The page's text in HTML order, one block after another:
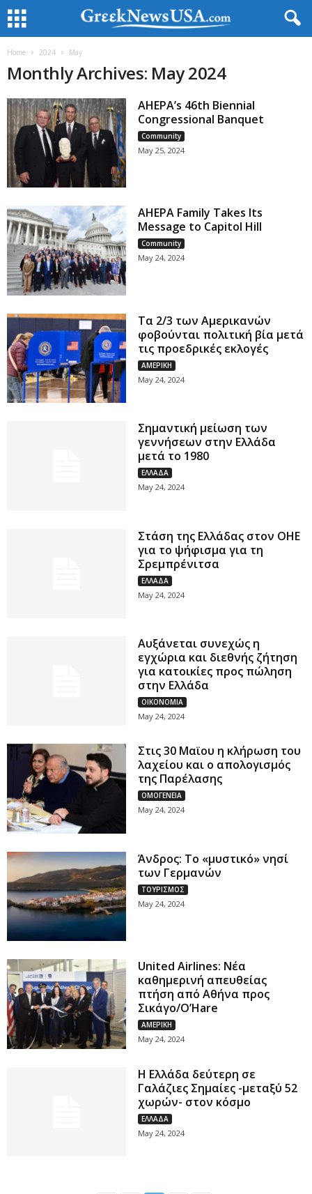
Home 2024 May
Monthly Archives: May 2024
AHEPA’s 46th Biennial
Congressional Banquet
Community
May 25, 2024
AHEPA Family Takes Its
Message to Capitol Hill
Community
May 24, 2024
Τα 2/3 των Αμερικανών
φοβούνται πολιτική βία μετά
τις προεδρικές εκλογές
ΑΜΕΡΙΚΗ
May 24, 2024
Σημαντική μείωση των
γεννήσεων στην Ελλάδα
μετά το 1980
ΕΛΛΑΔΑ
May 24, 2024
Στάση της Ελλάδας στον ΟΗΕ
για το ψήφισμα για τη
Σρεμπρένιτσα
ΕΛΛΑΔΑ
May 24, 2024
Αυξάνεται συνεχώς η
εγχώρια και διεθνής ζήτηση
για κατοικίες προς πώληση
στην Ελλάδα
OIKONOMIA
May 24, 2024
Στις 30 Μαϊου η κλήρωση του
λαχείου και ο απολογισμός
της Παρέλασης
ΟΜΟΓΕΝΕΙΑ
May 24, 2024
Άνδρος: Το «μυστικό» νησί
των Γερμανών
ΤΟΥΡΙΣΜΟΣ
May 24, 2024
United Airlines: Νέα
καθημερινή απευθείας
πτήση από Αθήνα προς
Σικάγο/O’Hare
ΑΜΕΡΙΚΗ
May 24, 2024
Η Ελλάδα δεύτερη σε
Γαλάζιες Σημαίες -μεταξύ 52
χωρών- στον κόσμο
ΕΛΛΑΔΑ
May 24, 2024